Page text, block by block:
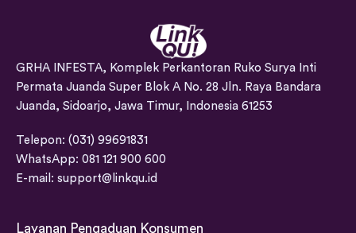
GRHA INFESTA, Komplek Perkantoran Ruko Surya Inti
Permata Juanda Super Blok A No. 28 Jln. Raya Bandara
Juanda, Sidoarjo, Jawa Timur, Indonesia 61253
Telepon: (031) 99691831
WhatsApp: 081 121 900 600
E-mail: support@linkqu.id
Layanan Pengaduan Konsumen